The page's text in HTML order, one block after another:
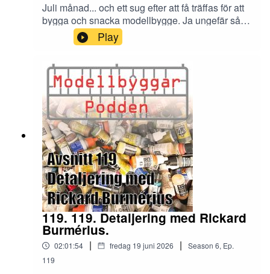
Juli månad... och ett sug efter att få träffas för att
bygga och snacka modellbygge. Ja ungefär så
kände vi då vi strålade samman i Falkenberg för
poddens byggträff och givetvis passade vi på att
det ena och andra som berör vår hobby.
Play
119. 119. Detaljering med Rickard
Burmérius.
02:01:54 | fredag 19 juni 2026 | Season 6, Ep.
119